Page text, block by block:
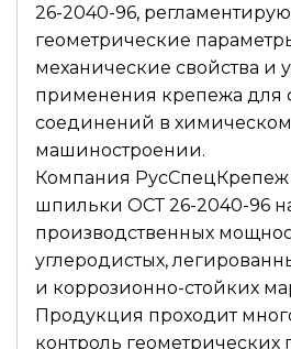
26-2040-96,
геометрические
механические свойства и
применения крепежа для
соединений в
машиностроении.
Компания РусСпецКрепеж
шпильки ОСТ 26-2040-96
производственных
углеродистых,
и коррозионно-стойких
Продукция проходит
контроль геометрических